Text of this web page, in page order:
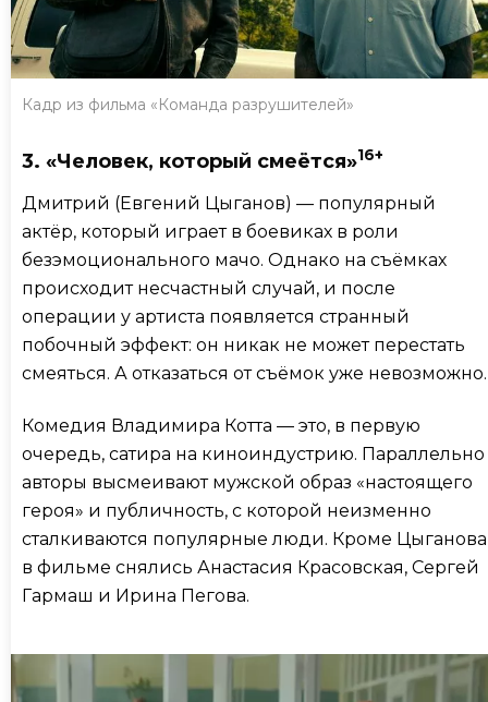
Кадр из фильма «Команда разрушителей»
3. «Человек, который смеётся»16+
Дмитрий (Евгений Цыганов) — популярный
актёр, который играет в боевиках в роли
безэмоционального мачо. Однако на съёмках
происходит несчастный случай, и после
операции у артиста появляется странный
побочный эффект: он никак не может перестать
смеяться. А отказаться от съёмок уже невозможно.
Комедия Владимира Котта — это, в первую
очередь, сатира на киноиндустрию. Параллельно
авторы высмеивают мужской образ «настоящего
героя» и публичность, с которой неизменно
сталкиваются популярные люди. Кроме
в фильме снялись Анастасия Красовская, Сергей
Гармаш и Ирина Пегова.